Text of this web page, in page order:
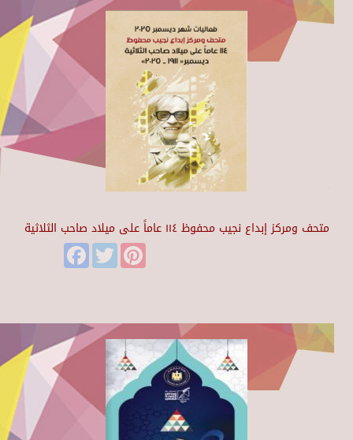
متحف ومركز إبداع نجيب محفوظ ١١٤ عاماً على ميلاد صاحب الثلاثية
FacebookTwitter